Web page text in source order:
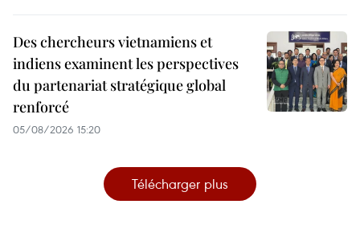
Des chercheurs vietnamiens et
indiens examinent les perspectives
du partenariat stratégique global
renforcé
05/08/2026 15:20
Télécharger plus